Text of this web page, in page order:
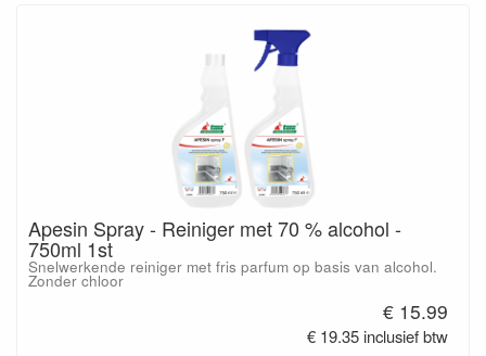
Apesin Spray - Reiniger met 70 % alcohol -
750ml 1st
Snelwerkende reiniger met fris parfum op basis van alcohol.
Zonder chloor
€ 15.99
€ 19.35 inclusief btw